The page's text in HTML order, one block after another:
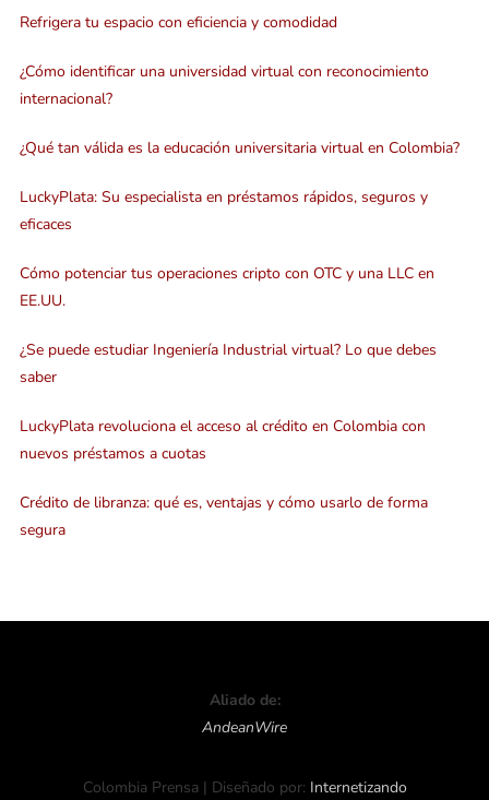
Refrigera tu espacio con eficiencia y comodidad
¿Cómo identificar una universidad virtual con reconocimiento
internacional?
¿Qué tan válida es la educación universitaria virtual en Colombia?
LuckyPlata: Su especialista en préstamos rápidos, seguros y
eficaces
Cómo potenciar tus operaciones cripto con OTC y una LLC en
EE.UU.
¿Se puede estudiar Ingeniería Industrial virtual? Lo que debes
saber
LuckyPlata revoluciona el acceso al crédito en Colombia con
nuevos préstamos a cuotas
Crédito de libranza: qué es, ventajas y cómo usarlo de forma
segura
Aliado de:
AndeanWire
Colombia Prensa | Diseñado por: Internetizando